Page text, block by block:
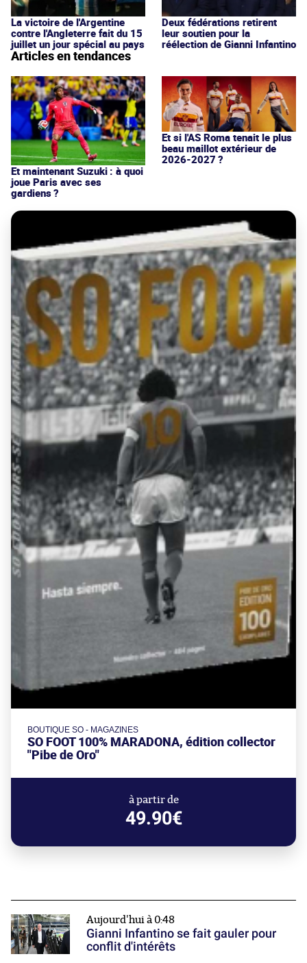
La victoire de l'Argentine
contre l'Angleterre fait du 15
juillet un jour spécial au pays
Deux fédérations retirent
leur soutien pour la
réélection de Gianni Infantino
Articles en tendances
Et maintenant Suzuki : à quoi
joue Paris avec ses
gardiens ?
Et si l'AS Roma tenait le plus
beau maillot extérieur de
2026-2027 ?
BOUTIQUE SO - MAGAZINES
SO FOOT 100% MARADONA, édition collector
"Pibe de Oro"
à partir de
49.90€
Aujourd'hui à 0:48
Gianni Infantino se fait gauler pour
conflit d'intérêts